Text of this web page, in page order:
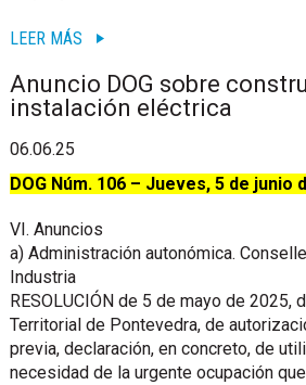
LEER MÁS
Anuncio DOG sobre
instalación eléctrica
06.06.25
DOG Núm. 106 – Jueves, 5 de junio
VI. Anuncios
a) Administración autonómica.
Industria
RESOLUCIÓN de 5 de mayo de 2025,
Territorial de Pontevedra, de
previa, declaración, en concreto, de
necesidad de la urgente ocupación